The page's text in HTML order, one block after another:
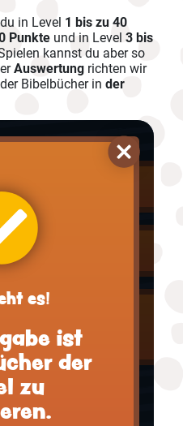
in Level 1 bis zu 40
Punkte und in Level 3 bis
kannst du aber so
Auswertung richten wir
der Bibelbücher in der
es!
ist
der
zu